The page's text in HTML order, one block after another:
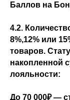
Баллов на
4.2.
8%,12% или
товаров.
накопленной
лояльности:
До 70 000₽ —